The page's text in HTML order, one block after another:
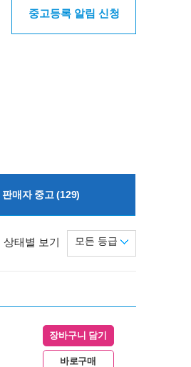
중고등록 알림 신청
판매자 중고 (129)
상태별 보기 모든 등급
장바구니 담기
바로구매